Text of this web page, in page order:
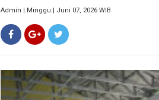
Admin | Minggu | Juni 07, 2026 WIB